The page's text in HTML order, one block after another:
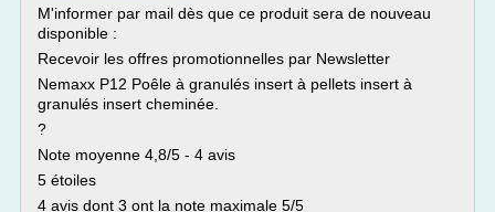
M'informer par mail dès que ce produit sera de nouveau
disponible :
Recevoir les offres promotionnelles par Newsletter
Nemaxx P12 Poêle à granulés insert à pellets insert à
granulés insert cheminée.
?
Note moyenne 4,8/5 - 4 avis
5 étoiles
4 avis dont 3 ont la note maximale 5/5